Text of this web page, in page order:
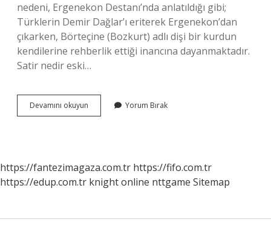
nedeni, Ergenekon Destanı’nda anlatıldığı gibi;
Türklerin Demir Dağlar’ı eriterek Ergenekon’dan
çıkarken, Börteçine (Bozkurt) adlı dişi bir kurdun
kendilerine rehberlik ettiği inancına dayanmaktadır.
Satir nedir eski…
Devamını okuyun
Mitosları
Yorum Bırak
https://fantezimagaza.com.tr https://fifo.com.tr
https://edup.com.tr knight online nttgame Sitemap